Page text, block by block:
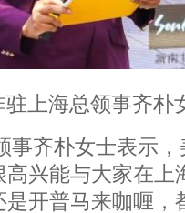
驻上海总领事齐朴
事齐朴女士表示
兴能与大家在上
开普马来咖喱，